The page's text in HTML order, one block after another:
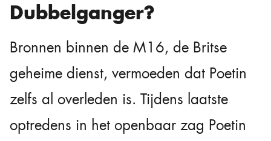
Dubbelganger?
Bronnen binnen de M16, de Britse
geheime dienst, vermoeden dat Poetin
zelfs al overleden is. Tijdens laatste
optredens in het openbaar zag Poetin